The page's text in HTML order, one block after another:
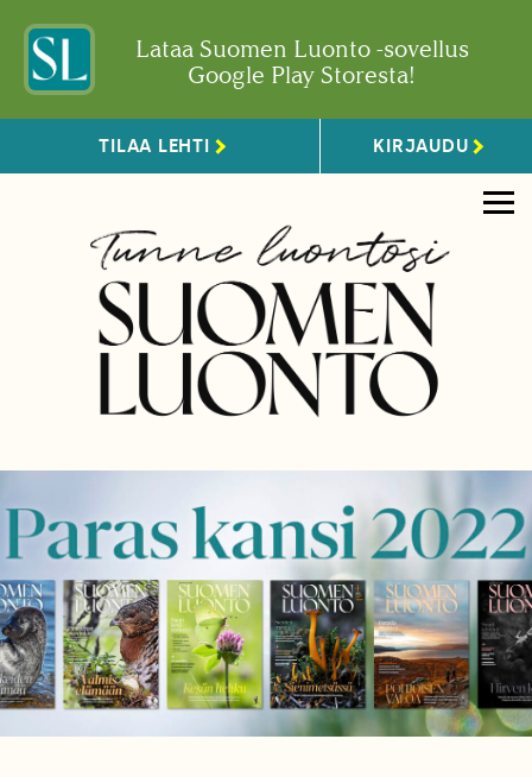
Lataa Suomen Luonto -sovellus
Google Play Storesta!
TILAA LEHTI KIRJAUDU